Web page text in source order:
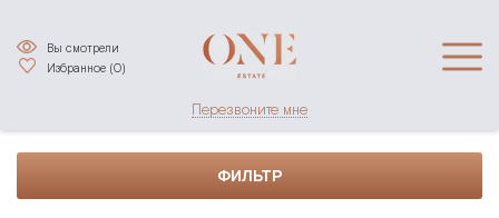
Избранное (0)
Вы смотрели
Перезвоните мне
ФИЛЬТР